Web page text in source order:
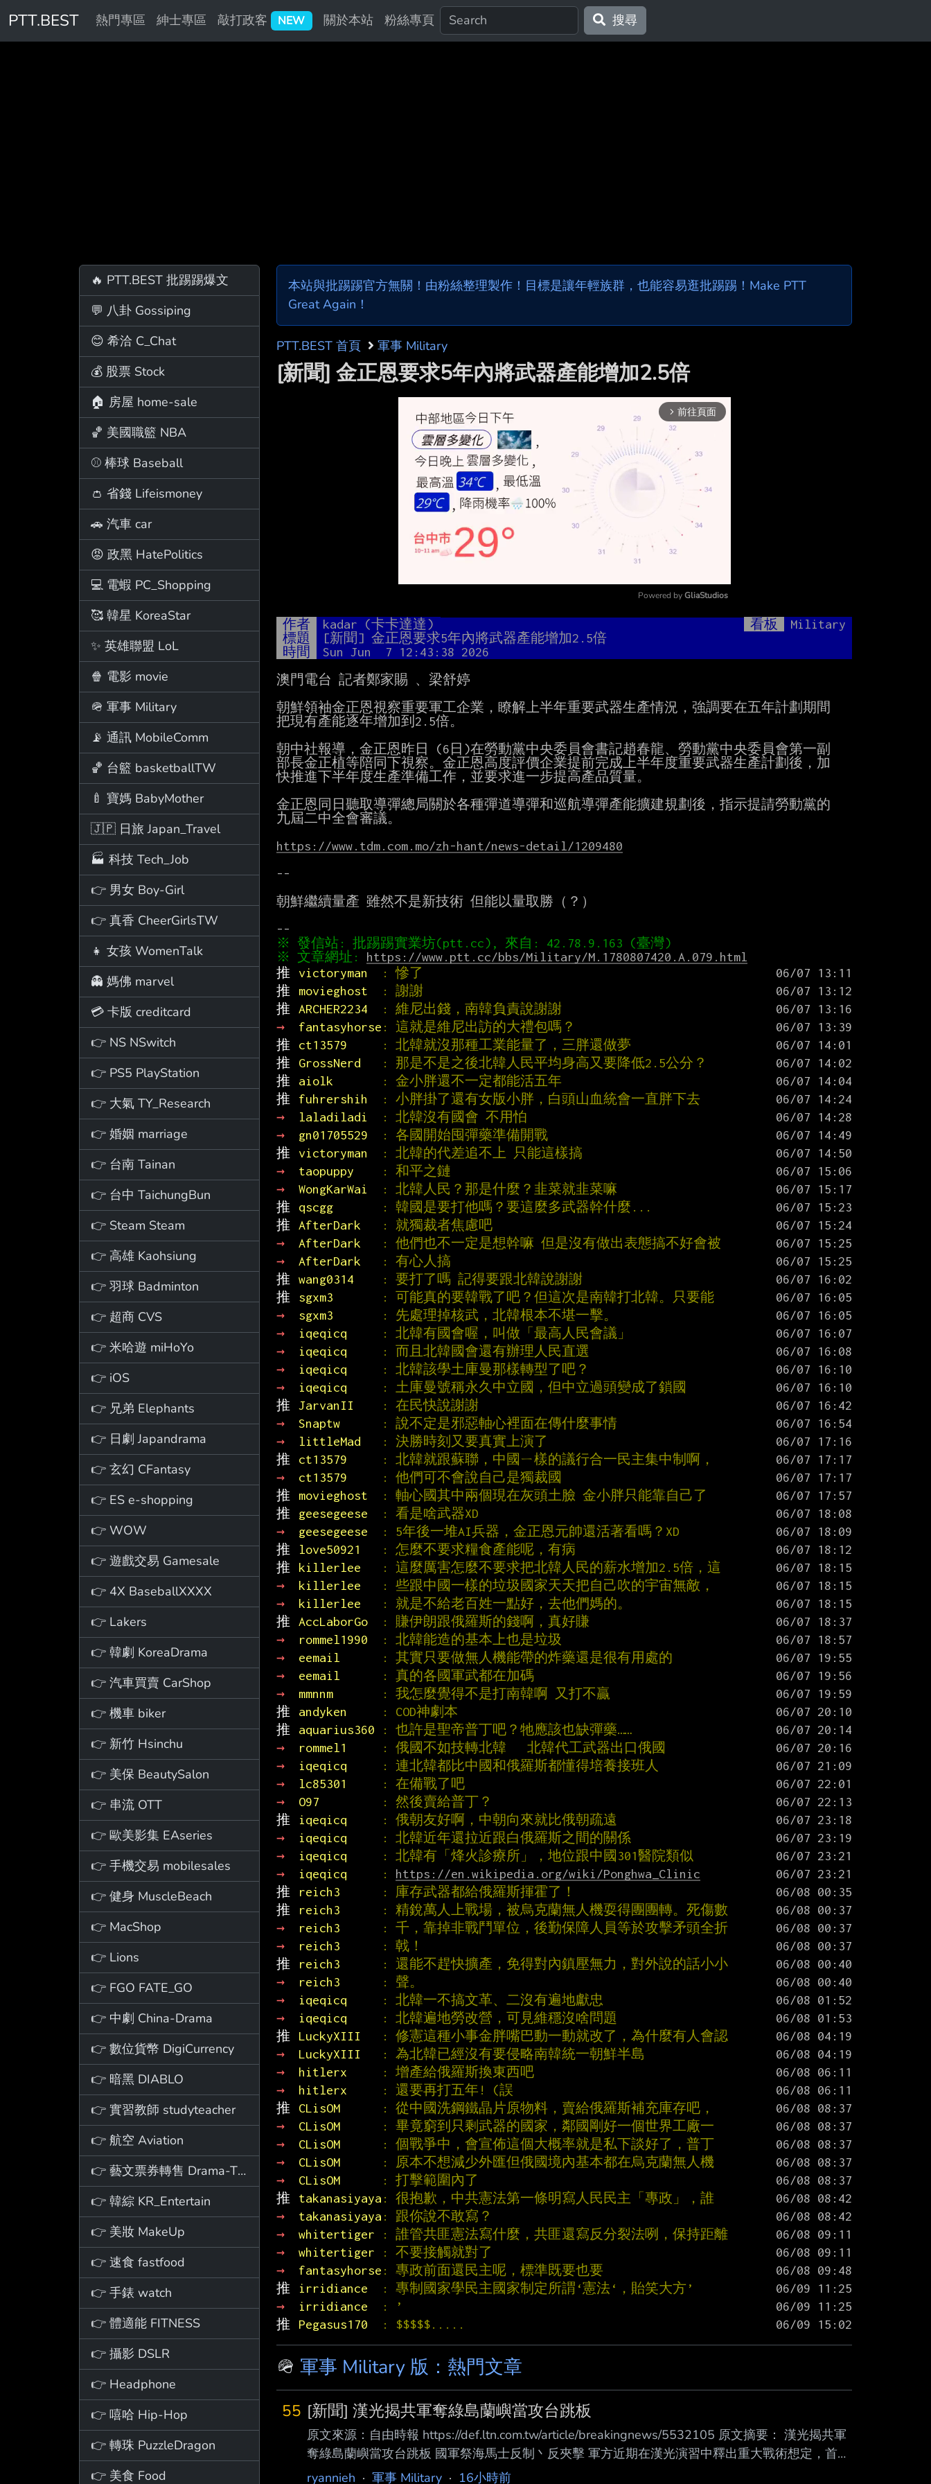
PTT.BEST 熱門專區 紳士專區 敲打政客 NEW 關於本站 粉絲專頁 搜尋
🔥 PTT.BEST 批踢踢爆文
💬 八卦 Gossiping
😊 希洽 C_Chat
💰 股票 Stock
🏠 房屋 home-sale
🏀 美國職籃 NBA
⚾ 棒球 Baseball
👛 省錢 Lifeismoney
🚗 汽車 car
😡 政黑 HatePolitics
💻 電蝦 PC_Shopping
🥰 韓星 KoreaStar
✨ 英雄聯盟 LoL
🍿 電影 movie
🪖 軍事 Military
📡 通訊 MobileComm
🏀 台籃 basketballTW
🍼 寶媽 BabyMother
🇯🇵 日旅 Japan_Travel
🏭 科技 Tech_Job
👉 男女 Boy-Girl
👉 真香 CheerGirlsTW
👧 女孩 WomenTalk
👻 媽佛 marvel
💳 卡版 creditcard
👉 NS NSwitch
👉 PS5 PlayStation
👉 大氣 TY_Research
👉 婚姻 marriage
👉 台南 Tainan
👉 台中 TaichungBun
👉 Steam Steam
👉 高雄 Kaohsiung
👉 羽球 Badminton
👉 超商 CVS
👉 米哈遊 miHoYo
👉 iOS
👉 兄弟 Elephants
👉 日劇 Japandrama
👉 玄幻 CFantasy
👉 ES e-shopping
👉 WOW
👉 遊戲交易 Gamesale
👉 4X BaseballXXXX
👉 Lakers
👉 韓劇 KoreaDrama
👉 汽車買賣 CarShop
👉 機車 biker
👉 新竹 Hsinchu
👉 美保 BeautySalon
👉 串流 OTT
👉 歐美影集 EAseries
👉 手機交易 mobilesales
👉 健身 MuscleBeach
👉 MacShop
👉 Lions
👉 FGO FATE_GO
👉 中劇 China-Drama
👉 數位貨幣 DigiCurrency
👉 暗黑 DIABLO
👉 實習教師 studyteacher
👉 航空 Aviation
👉 藝文票券轉售 Drama-Ticket
👉 韓綜 KR_Entertain
👉 美妝 MakeUp
👉 速食 fastfood
👉 手錶 watch
👉 體適能 FITNESS
👉 攝影 DSLR
👉 Headphone
👉 嘻哈 Hip-Hop
👉 轉珠 PuzzleDragon
👉 美食 Food
本站與批踢踢官方無關！由粉絲整理製作！目標是讓年輕族群，也能容易逛批踢踢！Make PTT
Great Again！
PTT.BEST 首頁 軍事 Military
[新聞] 金正恩要求5年內將武器產能增加2.5倍
arrow_forward_ios 前往頁面
Powered by GliaStudios
作者 kadar (卡卡達達) 看板
Military
標題
[新聞] 金正恩要求5年內將武器產能增加2.5倍
時間
Sun Jun  7 12:43:38 2026
澳門電台 記者鄭家賜 、梁舒婷
朝鮮領袖金正恩視察重要軍工企業，瞭解上半年重要武器生產情況，強調要在五年計劃期間
把現有產能逐年增加到2.5倍。
朝中社報導，金正恩昨日 (6日)在勞動黨中央委員會書記趙春龍、勞動黨中央委員會第一副
部長金正植等陪同下視察。金正恩高度評價企業提前完成上半年度重要武器生產計劃後，加
快推進下半年度生產準備工作，並要求進一步提高產品質量。
金正恩同日聽取導彈總局關於各種彈道導彈和巡航導彈產能擴建規劃後，指示提請勞動黨的
九屆二中全會審議。
https://www.tdm.com.mo/zh-hant/news-detail/1209480
--
朝鮮繼續量產 雖然不是新技術 但能以量取勝（？）
※ 文章網址: https://www.ptt.cc/bbs/Military/M.1780807420.A.079.html
推
victoryman : 慘了
推
movieghost : 謝謝
推 ARCHER2234 : 維尼出錢，南韓負責說謝謝
→
fantasyhorse : 這就是維尼出訪的大禮包嗎？
推
ct13579 : 北韓就沒那種工業能量了，三胖還做夢
推
GrossNerd : 那是不是之後北韓人民平均身高又要降低2.5公分？
推
aiolk : 金小胖還不一定都能活五年
推
fuhrershih : 小胖掛了還有女版小胖，白頭山血統會一直胖下去
→
laladiladi : 北韓沒有國會 不用怕
→
gn01705529 : 各國開始囤彈藥準備開戰
推
victoryman : 北韓的代差追不上 只能這樣搞
→
taopuppy : 和平之鏈
→
WongKarWai : 北韓人民？那是什麼？韭菜就韭菜嘛
推
qscgg : 韓國是要打他嗎？要這麼多武器幹什麼...
推 AfterDark : 就獨裁者焦慮吧
→
AfterDark : 他們也不一定是想幹嘛 但是沒有做出表態搞不好會被
→
AfterDark : 有心人搞
推 wang0314 : 要打了嗎 記得要跟北韓說謝謝
推
sgxm3 : 可能真的要韓戰了吧？但這次是南韓打北韓。只要能
→
sgxm3 : 先處理掉核武，北韓根本不堪一擊。
→
iqeqicq : 北韓有國會喔，叫做「最高人民會議」
→
iqeqicq : 而且北韓國會還有辦理人民直選
→
iqeqicq : 北韓該學土庫曼那樣轉型了吧？
→
iqeqicq : 土庫曼號稱永久中立國，但中立過頭變成了鎖國
推 JarvanII : 在民快說謝謝
→
Snaptw : 說不定是邪惡軸心裡面在傳什麼事情
→
littleMad : 決勝時刻又要真實上演了
推
ct13579 : 北韓就跟蘇聯，中國ㄧ樣的議行合一民主集中制啊，
→
ct13579 : 他們可不會說自己是獨裁國
推
movieghost : 軸心國其中兩個現在灰頭土臉 金小胖只能靠自己了
推
geesegeese : 看是啥武器XD
→
geesegeese : 5年後一堆AI兵器，金正恩元帥還活著看嗎？XD
推
love50921 : 怎麼不要求糧食產能呢，有病
推
killerlee : 這麼厲害怎麼不要求把北韓人民的薪水增加2.5倍，這
→
killerlee : 些跟中國一樣的垃圾國家天天把自己吹的宇宙無敵，
→
killerlee : 就是不給老百姓一點好，去他們媽的。
推 AccLaborGo : 賺伊朗跟俄羅斯的錢啊，真好賺
→
rommel1990 : 北韓能造的基本上也是垃圾
→
eemail : 其實只要做無人機能帶的炸藥還是很有用處的
→
eemail : 真的各國軍武都在加碼
→
mmnnm : 我怎麼覺得不是打南韓啊 又打不贏
推
andyken : COD神劇本
推
aquarius360 : 也許是聖帝普丁吧？牠應該也缺彈藥……
→
rommel1 : 俄國不如技轉北韓   北韓代工武器出口俄國
→
iqeqicq : 連北韓都比中國和俄羅斯都懂得培養接班人
→
lc85301 : 在備戰了吧
→
O97 : 然後賣給普丁？
推
iqeqicq : 俄朝友好啊，中朝向來就比俄朝疏遠
→
iqeqicq : 北韓近年還拉近跟白俄羅斯之間的關係
→
iqeqicq : 北韓有「烽火診療所」，地位跟中國301醫院類似
→
iqeqicq : https://en.wikipedia.org/wiki/Ponghwa_Clinic
推
reich3 : 庫存武器都給俄羅斯揮霍了！
推
reich3 : 精銳萬人上戰場，被烏克蘭無人機耍得團團轉。死傷數
→
reich3 : 千，靠掉非戰鬥單位，後勤保障人員等於攻擊矛頭全折
→
reich3 : 戟！
推
reich3 : 還能不趕快擴產，免得對內鎮壓無力，對外說的話小小
→
reich3 : 聲。
→
iqeqicq : 北韓一不搞文革、二沒有遍地獻忠
→
iqeqicq : 北韓遍地勞改營，可見維穩沒啥問題
推
LuckyXIII : 修憲這種小事金胖嘴巴動一動就改了，為什麼有人會認
→
LuckyXIII : 為北韓已經沒有要侵略南韓統一朝鮮半島
→
hitlerx : 增產給俄羅斯換東西吧
→
hitlerx : 還要再打五年! (誤
推
CLisOM : 從中國洗鋼鐵晶片原物料，賣給俄羅斯補充庫存吧，
→
CLisOM : 畢竟窮到只剩武器的國家，鄰國剛好一個世界工廠一
→
CLisOM : 個戰爭中，會宣佈這個大概率就是私下談好了，普丁
→
CLisOM : 原本不想減少外匯但俄國境內基本都在烏克蘭無人機
→
CLisOM : 打擊範圍內了
推
takanasiyaya : 很抱歉，中共憲法第一條明寫人民民主「專政」，誰
→
takanasiyaya : 跟你說不敢寫？
→
whitertiger : 誰管共匪憲法寫什麼，共匪還寫反分裂法咧，保持距離
→
whitertiger : 不要接觸就對了
→
fantasyhorse : 專政前面還民主呢，標準既要也要
推
irridiance : 專制國家學民主國家制定所謂‘憲法‘，貽笑大方’
→
irridiance : ’
推
Pegasus170 : $$$$$.....
🪖 軍事 Military 版：熱門文章
55 [新聞] 漢光揭共軍奪綠島蘭嶼當攻台跳板
原文來源：自由時報 https://def.ltn.com.tw/article/breakingnews/5532105 原文摘要： 漢光揭共軍
奪綠島蘭嶼當攻台跳板 國軍祭海馬士反制丶反夾擊 軍方近期在漢光演習中釋出重大戰術想定，首
度將台東外海的蘭嶼及綠島納入核心防禦範圍 。軍方高層人士今天透露，從共艦近年來密集 在東部
ryannieh · 軍事 Military · 16小時前